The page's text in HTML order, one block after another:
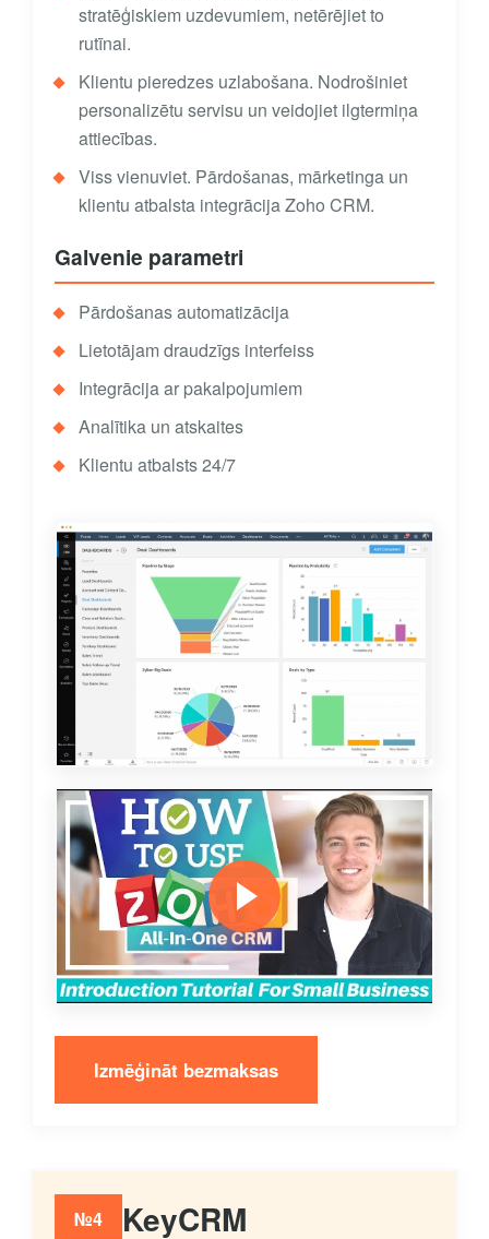
stratēģiskiem uzdevumiem, netērējiet to
rutīnai.
Klientu pieredzes uzlabošana. Nodrošiniet
personalizētu servisu un veidojiet ilgtermiņa
attiecības.
Viss vienuviet. Pārdošanas, mārketinga un
klientu atbalsta integrācija Zoho CRM.
Galvenie parametri
Pārdošanas automatizācija
Lietotājam draudzīgs interfeiss
Integrācija ar pakalpojumiem
Analītika un atskaites
Klientu atbalsts 24/7
Izmēģināt bezmaksas
№4 KeyCRM